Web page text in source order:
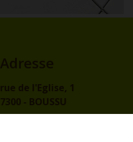
Adresse
rue de l'Eglise, 1
7300 - BOUSSU